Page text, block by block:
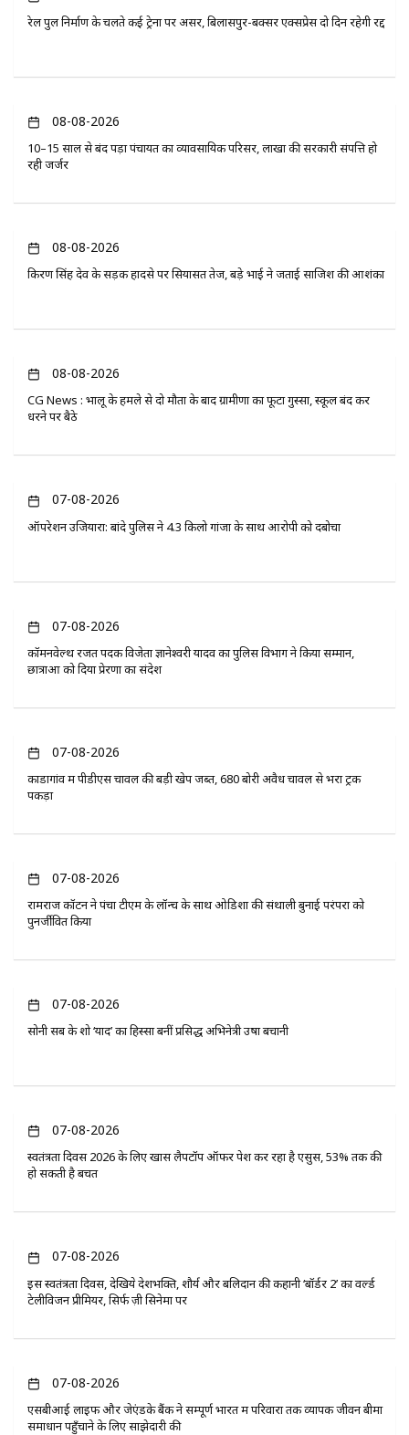
रेल पुल निर्माण के चलते कई ट्रेनों पर असर, बिलासपुर-बक्सर एक्सप्रेस दो दिन रहेगी रद्द
08-08-2026
10–15 साल से बंद पड़ा पंचायत का व्यावसायिक परिसर, लाखों की सरकारी संपत्ति हो
रही जर्जर
08-08-2026
किरण सिंह देव के सड़क हादसे पर सियासत तेज, बड़े भाई ने जताई साजिश की आशंका
08-08-2026
CG News : भालू के हमले से दो मौतों के बाद ग्रामीणों का फूटा गुस्सा, स्कूल बंद कर
धरने पर बैठे
07-08-2026
ऑपरेशन उजियारा: बांदे पुलिस ने 4.3 किलो गांजा के साथ आरोपी को दबोचा
07-08-2026
कॉमनवेल्थ रजत पदक विजेता ज्ञानेश्वरी यादव का पुलिस विभाग ने किया सम्मान,
छात्राओं को दिया प्रेरणा का संदेश
07-08-2026
कोंडागांव में पीडीएस चावल की बड़ी खेप जब्त, 680 बोरी अवैध चावल से भरा ट्रक
पकड़ा
07-08-2026
रामराज कॉटन ने पंचा टीएम के लॉन्च के साथ ओडिशा की संथाली बुनाई परंपरा को
पुनर्जीवित किया
07-08-2026
सोनी सब के शो ‘यादें’ का हिस्सा बनीं प्रसिद्ध अभिनेत्री उषा बचानी
07-08-2026
स्वतंत्रता दिवस 2026 के लिए खास लैपटॉप ऑफर पेश कर रहा है एसुस, 53% तक की
हो सकती है बचत
07-08-2026
इस स्वतंत्रता दिवस, देखिये देशभक्ति, शौर्य और बलिदान की कहानी ‘बॉर्डर 2’ का वर्ल्ड
टेलीविजन प्रीमियर, सिर्फ ज़ी सिनेमा पर
07-08-2026
एसबीआई लाइफ और जेएंडके बैंक ने सम्पूर्ण भारत में परिवारों तक व्यापक जीवन बीमा
समाधान पहुँचाने के लिए साझेदारी की